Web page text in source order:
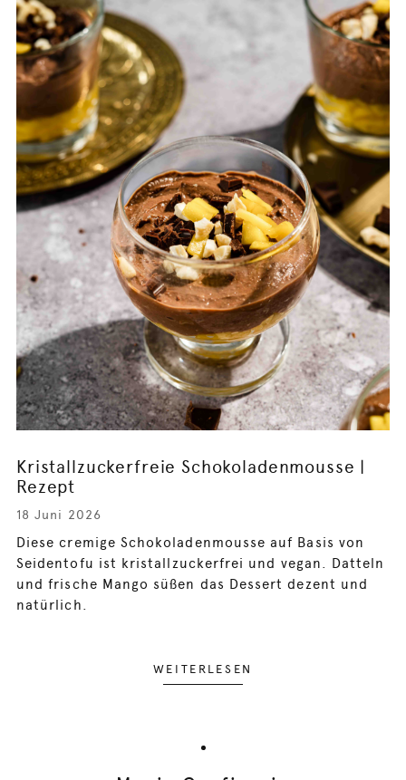
Kristallzuckerfreie Schokoladenmousse |
Rezept
18 Juni 2026
Diese cremige Schokoladenmousse auf Basis von
Seidentofu ist kristallzuckerfrei und vegan. Datteln
und frische Mango süßen das Dessert dezent und
natürlich.
WEITERLESEN